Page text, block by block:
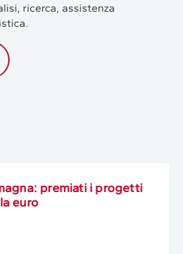
ricerca, assistenza
premiati i progetti
euro